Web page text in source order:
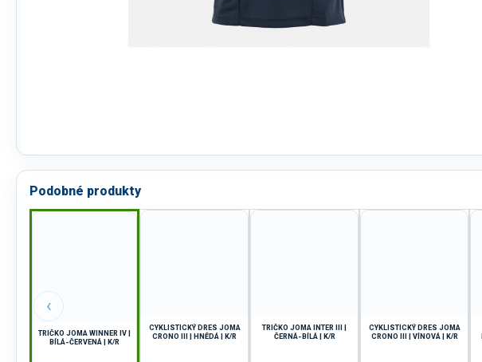
Podobné produkty
‹
TRIČKO JOMA WINNER IV |
BÍLÁ-ČERVENÁ | K/R
CYKLISTICKÝ DRES JOMA
CRONO III | HNĚDÁ | K/R
TRIČKO JOMA INTER III |
ČERNÁ-BÍLÁ | K/R
CYKLISTICKÝ DRES JOMA
CRONO III | VÍNOVÁ | K/R